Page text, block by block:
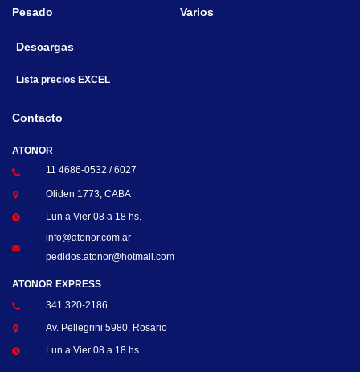
Pesado Varios
Descargas
Lista precios EXCEL
Contacto
ATONOR
11 4686-0532 / 6027
Oliden 1773, CABA
Lun a Vier 08 a 18 hs.
info@atonor.com.ar
pedidos.atonor@hotmail.com
ATONOR EXPRESS
341 320-2186
Av. Pellegrini 5980, Rosario
Lun a Vier 08 a 18 hs.